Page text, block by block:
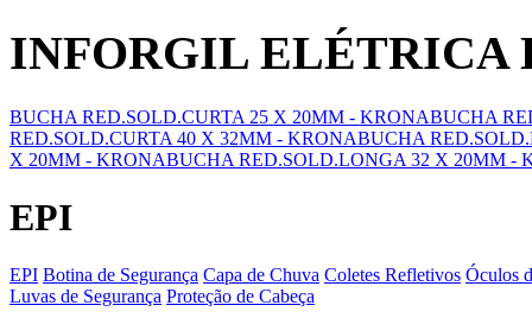
INFORGIL ELÉTRICA
BUCHA RED.SOLD.CURTA 25 X 20MM - KRONABUCHA
RED.SOLD.CURTA 40 X 32MM - KRONABUCHA
X 20MM - KRONABUCHA RED.SOLD.LONGA 32 X 20MM -
EPI
EPI Botina de Segurança Capa de Chuva Coletes Refletivos Óculos
Luvas de Segurança Proteção de Cabeça